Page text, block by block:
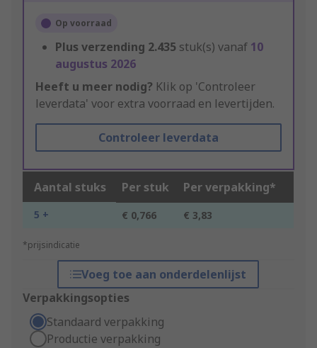
Op voorraad
Plus verzending 2.435 stuk(s) vanaf 10
augustus 2026
Heeft u meer nodig? Klik op 'Controleer
leverdata' voor extra voorraad en levertijden.
Controleer leverdata
Aantal stuks Per stuk Per verpakking*
5 + € 0,766 € 3,83
*prijsindicatie
Voeg toe aan onderdelenlijst
Verpakkingsopties
Standaard verpakking
Productie verpakking